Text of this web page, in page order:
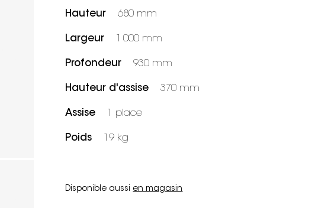
Hauteur 680 mm
Largeur 1 000 mm
Profondeur 930 mm
Hauteur d'assise 370 mm
Assise 1 place
Poids 19 kg
Disponible aussi en magasin